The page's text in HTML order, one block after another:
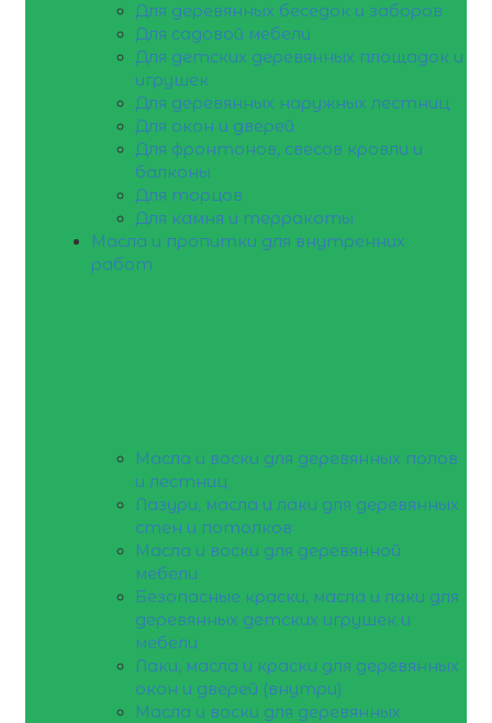
Для деревянных беседок и заборов
Для садовой мебели
Для детских деревянных площадок и
игрушек
Для деревянных наружных лестниц
Для окон и дверей
Для фронтонов, свесов кровли и
балконы
Для торцов
Для камня и терракоты
Масла и пропитки для внутренних
работ
Масла и воски для деревянных полов
и лестниц
Лазури, масла и лаки для деревянных
стен и потолков
Масла и воски для деревянной
мебели
Безопасные краски, масла и лаки для
деревянных детских игрушек и
мебели
Лаки, масла и краски для деревянных
окон и дверей (внутри)
Масла и воски для деревянных